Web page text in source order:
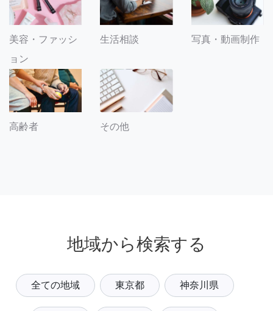
美容・ファッシ
ョン
生活相談 写真・動画制作
高齢者 その他
地域から検索する
全ての地域 東京都 神奈川県